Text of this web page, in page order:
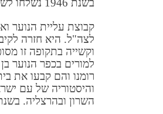
לצה"ל. היא חזרה
למורים בכפר הנוער
והיסטוריה של עם
השרון ובהרצליה. בשנת 1980 פרשה מן